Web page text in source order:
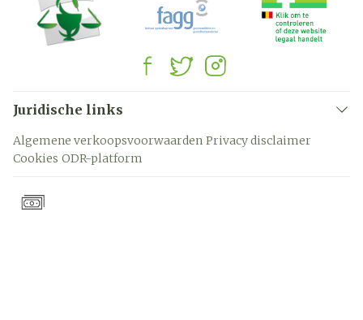
Juridische links
Algemene verkoopsvoorwaarden Privacy disclaimer
Cookies ODR-platform